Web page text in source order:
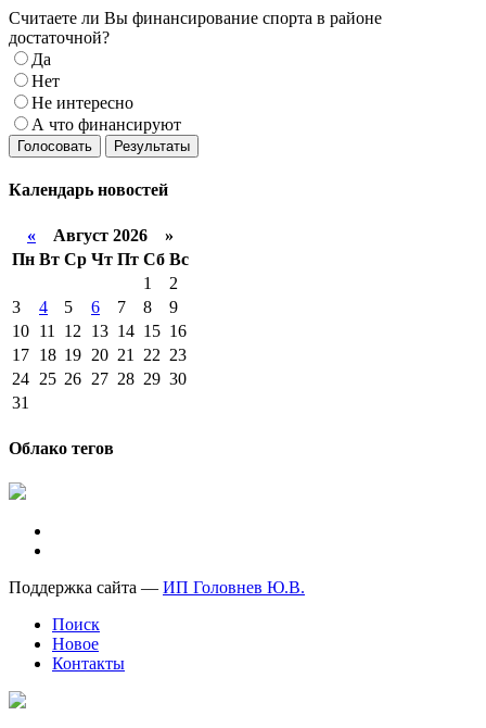
Считаете ли Вы финансирование спорта в районе
достаточной?
Да
Нет
Не интересно
А что финансируют
Голосовать Результаты
Календарь новостей
« Август 2026 »
Пн Вт Ср Чт Пт Сб Вс
1
2
3
4 5 6 7 8
9
10 11 12 13 14 15 16
17 18 19 20 21 22 23
24 25 26 27 28 29 30
31
Облако тегов
Поддержка сайта — ИП Головнев Ю.В.
Поиск
Новое
Контакты